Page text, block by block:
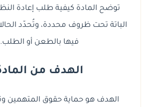
توضح المادة كيفية طلب إعادة
الباتة تحت ظروف محددة، وتُحدّد
فيها بالطعن أو الطلب.
الهدف من
الهدف هو حماية حقوق المتهمين